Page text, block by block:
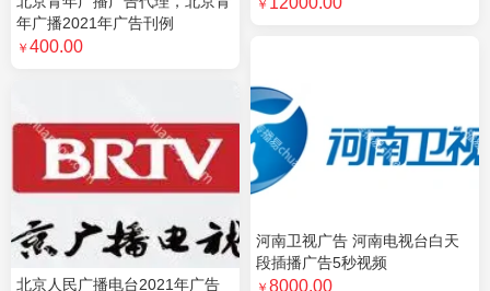
年广播2021年广告刊例
￥ 400.00
北京人民广播电台2021年广告
￥
河南卫视广告 河南电视台白天
段插播广告5秒视频
￥ 8000.00